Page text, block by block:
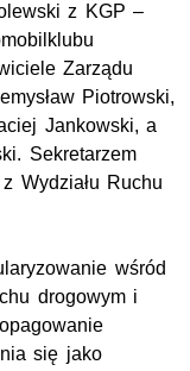
z KGP –
Zarządu
Piotrowski,
Jankowski, a
Sekretarzem
Wydziału Ruchu
wśród
drogowym i
się jako